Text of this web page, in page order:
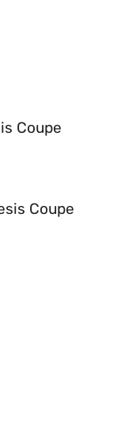
Coupe
Coupe